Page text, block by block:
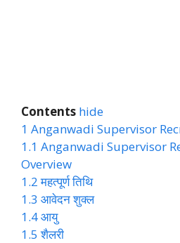
Contents hide
1 Anganwadi Supervisor
1.1 Anganwadi Supervisor
Overview
1.2 महत्पूर्ण तिथि
1.3 आवेदन शुक्ल
1.4आयु
1.5 शैलरी